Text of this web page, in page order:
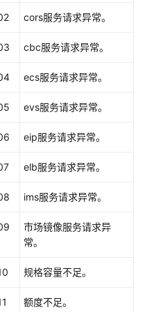
cors服务请求异常。
cbc服务请求异常。
ecs服务请求异常。
evs服务请求异常。
eip服务请求异常。
elb服务请求异常。
ims服务请求异常。
市场镜像服务请求异
常。
规格容量不足。
额度不足。